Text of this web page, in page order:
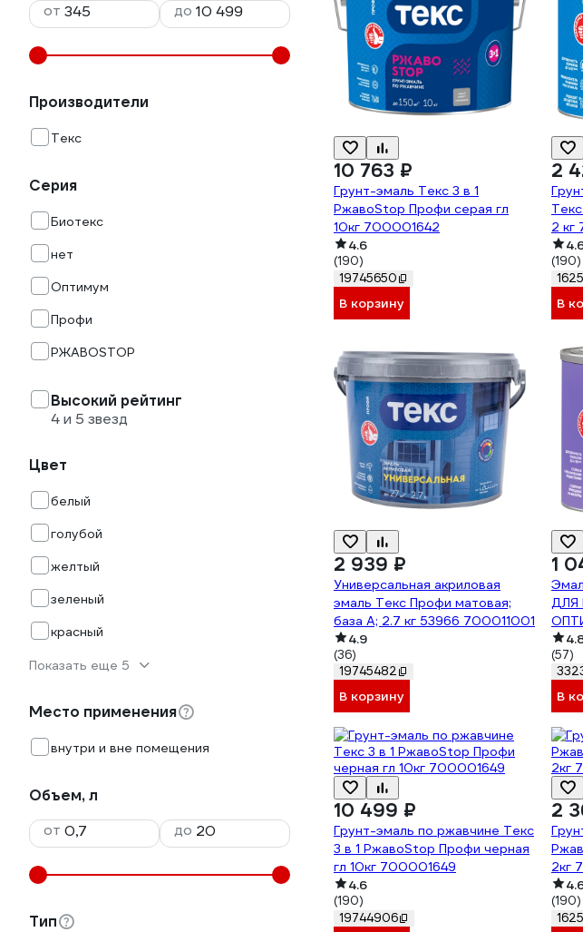
от
до
Производители
Текс
Серия
Биотекс
нет
Оптимум
Профи
РЖАВОSTOP
Высокий рейтинг
4 и 5 звезд
Цвет
белый
голубой
желтый
зеленый
красный
Показать еще 5
Место применения
внутри и вне помещения
Объем, л
от
до
Тип
10 763 ₽
Грунт-эмаль Текс 3 в 1
РжавоStop Профи серая гл
10кг 700001642
4.6
(190)
19745650
В корзину
2
2 кг
(190)
В
2 939 ₽
Универсальная акриловая
эмаль Текс Профи матовая;
база A; 2.7 кг 53966 700011001
4.9
(36)
19745482
В корзину
1
ДЛЯ
(57)
В
10 499 ₽
Грунт-эмаль по ржавчине Текс
3 в 1 РжавоStop Профи черная
гл 10кг 700001649
4.6
(190)
19744906
2
2кг
(190)